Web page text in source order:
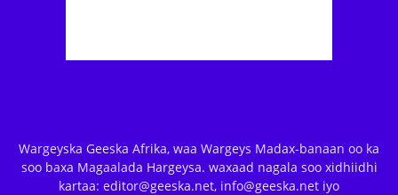
Wargeyska Geeska Afrika, waa Wargeys Madax-banaan oo ka
soo baxa Magaalada Hargeysa. waxaad nagala soo xidhiidhi
kartaa: editor@geeska.net, info@geeska.net iyo